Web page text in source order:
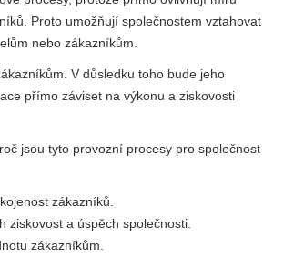
Proto umožňují společnostem vztahovat
nebo zákazníkům.
V důsledku toho bude jeho
přímo záviset na výkonu a ziskovosti
jsou tyto provozní procesy pro společnost
zákazníků.
ziskovost a úspěch společnosti.
zákazníkům.